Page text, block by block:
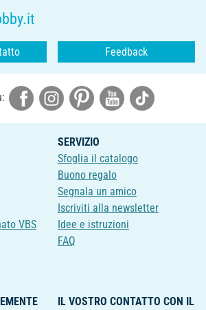
Feedback
VBS
SERVIZIO
Sfoglia il catalogo
Buono regalo
Segnala un amico
Iscriviti alla newsletter
Idee e istruzioni
FAQ
IL VOSTRO CONTATTO CON IL